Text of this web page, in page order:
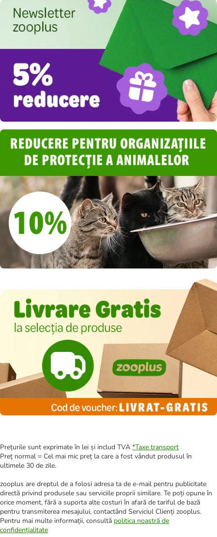
Prețurile sunt exprimate în lei și includ TVA *Taxe transport
Preț normal = Cel mai mic preț la care a fost vândut produsul în
ultimele 30 de zile.
zooplus are dreptul de a folosi adresa ta de e-mail pentru publicitate
directă privind produsele sau serviciile proprii similare. Te poți opune în
orice moment, fără a suporta alte costuri în afară de tariful de bază
pentru transmiterea mesajului, contactând Serviciul Clienți zooplus.
Pentru mai multe informații, consultă politica noastră de
confidențialitate